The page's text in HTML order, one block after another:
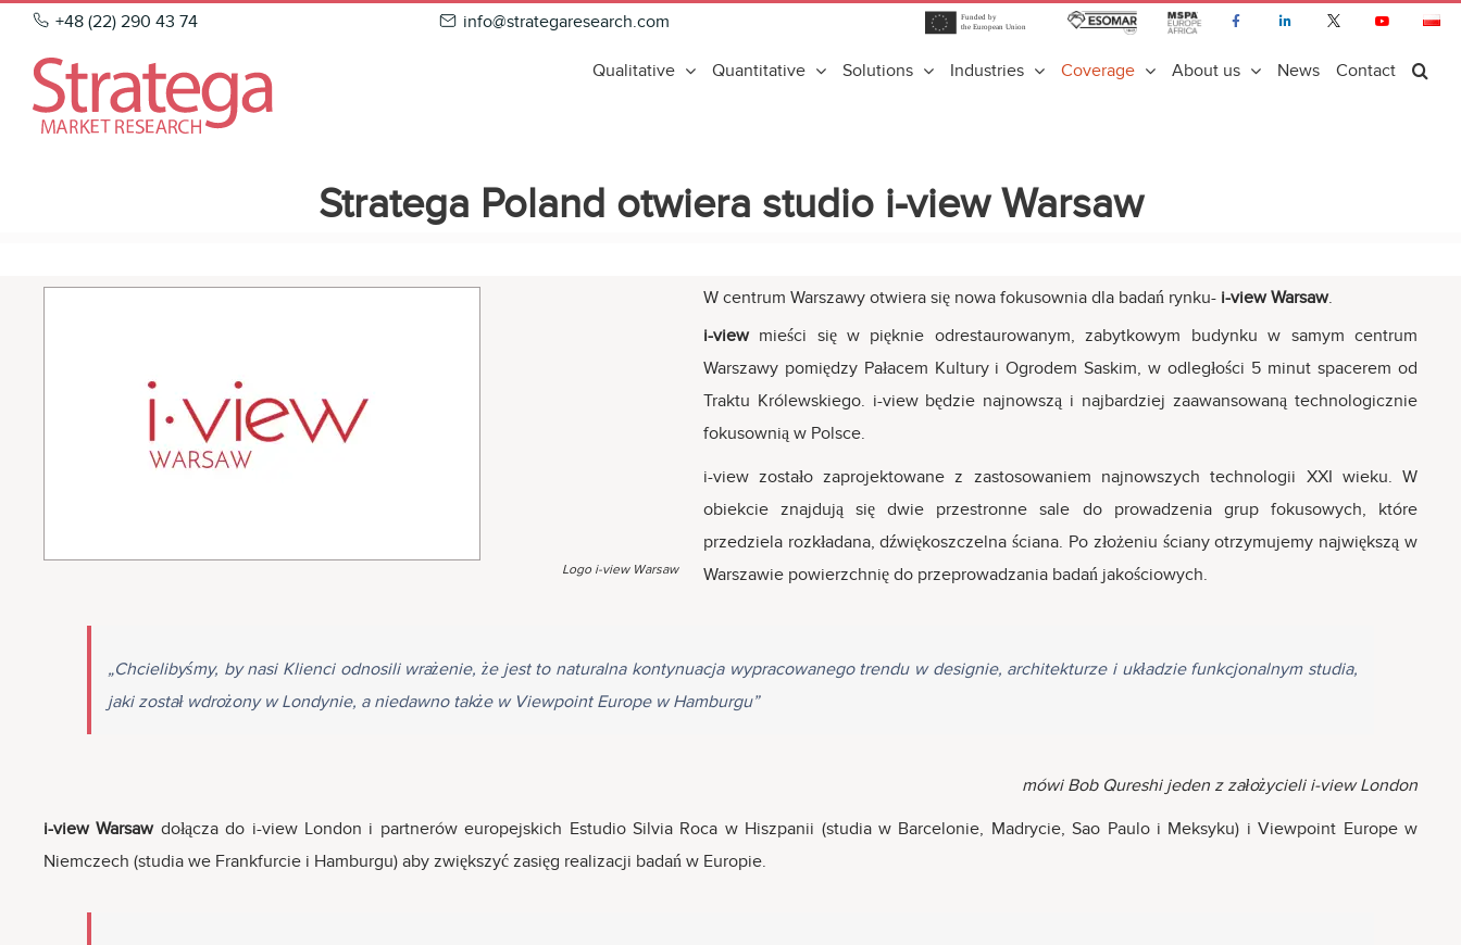
Skip
content
+48 (22) 290 43 74 info@strategaresearch.com
Qualitative Quantitative Solutions Industries Coverage About us News Contact
Stratega Poland otwiera studio i-view Warsaw
Logo i-view Warsaw
W centrum Warszawy otwiera się nowa fokusownia dla badań rynku- i-view Warsaw.
i-viewmieści się w pięknie odrestaurowanym, zabytkowym budynku w samym centrum
Warszawy pomiędzy Pałacem Kultury i Ogrodem Saskim, w odległości 5 minut spacerem od
Traktu Królewskiego. i-view będzie najnowszą i najbardziej zaawansowaną technologicznie
fokusownią w Polsce.
i-view zostało zaprojektowane z zastosowaniem najnowszych technologii XXI wieku. W
obiekcie znajdują się dwie przestronne sale do prowadzenia grup fokusowych, które
przedziela rozkładana, dźwiękoszczelna ściana. Po złożeniu ściany otrzymujemy największą w
Warszawie powierzchnię do przeprowadzania badań jakościowych.
„Chcielibyśmy, by nasi Klienci odnosili wrażenie, że jest to naturalna kontynuacja wypracowanego trendu w designie, architekturze i układzie funkcjonalnym studia,
jaki został wdrożony w Londynie, a niedawno także w Viewpoint Europe w Hamburgu”
mówi Bob Qureshi jeden z założycieli i-view London
i-view Warsawdołącza do i-view London i partnerów europejskich Estudio Silvia Roca w Hiszpanii (studia w Barcelonie, Madrycie, Sao Paulo i Meksyku) i Viewpoint Europe w
Niemczech (studia we Frankfurcie i Hamburgu) aby zwiększyć zasięg realizacji badań w Europie.